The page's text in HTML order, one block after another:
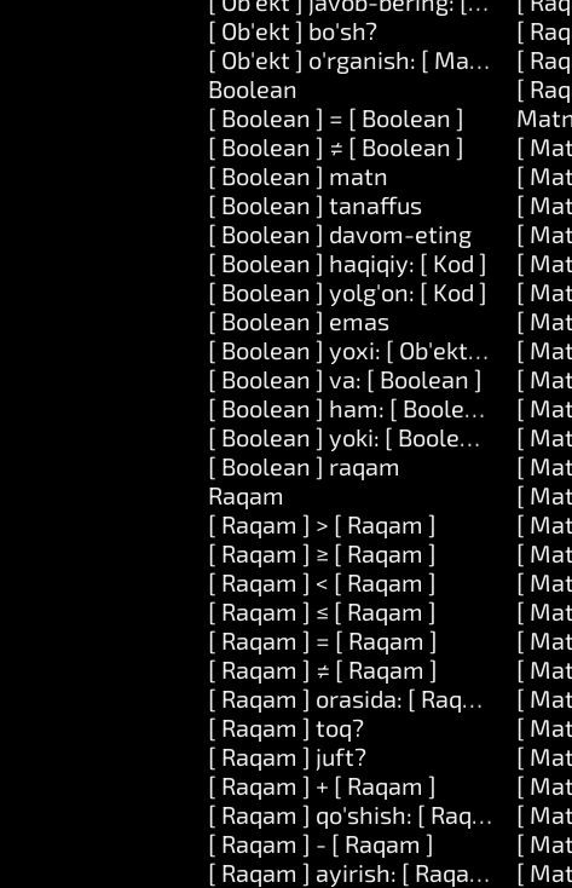
[ Ob'ekt ] bo'sh?
[ Ob'ekt ] o'rganish: [ Matn ]
Boolean
[ Boolean ] = [ Boolean ]
[ Boolean ] ≠ [ Boolean ]
[ Boolean ] matn
[ Boolean ] tanaffus
[ Boolean ] davom-eting
[ Boolean ] haqiqiy: [ Kod ]
[ Boolean ] yolg'on: [ Kod ]
[ Boolean ] emas
[ Boolean ] yoxi: [ Ob'ekt ] yoki: [
[ Boolean ] va: [ Boolean ]
[ Boolean ] ham: [ Boolean ]
[ Boolean ] yoki: [ Boolean ]
[ Boolean ] raqam
Raqam
[ Raqam ] > [ Raqam ]
[ Raqam ] ≥ [ Raqam ]
[ Raqam ] < [ Raqam ]
[ Raqam ] ≤ [ Raqam ]
[ Raqam ] = [ Raqam ]
[ Raqam ] ≠ [ Raqam ]
[ Raqam ] orasida: [ Raqam ] va: [
[ Raqam ] toq?
[ Raqam ] juft?
[ Raqam ] + [ Raqam ]
[ Raqam ] qo'shish: [ Raqam ]
[ Raqam ] - [ Raqam ]
[ Raqam ] ayirish: [ Raqam ]
[
[
[
[
[
[
[
[
[
[
[
[
[
[
[
[
[
[
[
[
[
[
[
[
[
[
[
[
[